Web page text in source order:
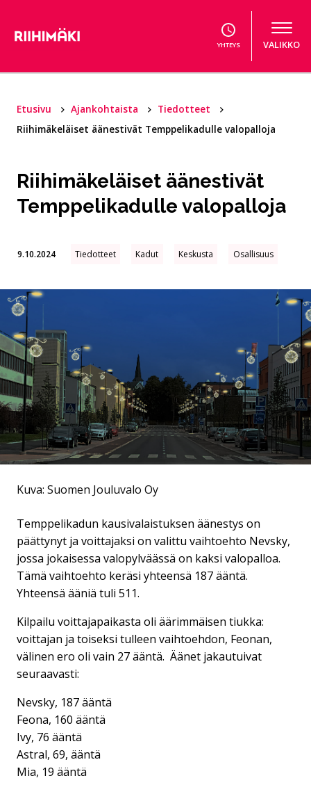
YHTEYS VALIKKO
Etusivu Ajankohtaista
Tiedotteet
Riihimäkeläiset äänestivät Temppelikadulle valopalloja
Riihimäkeläiset äänestivät
Temppelikadulle valopalloja
9.10.2024 Tiedotteet Kadut Keskusta Osallisuus
Kuva: Suomen Jouluvalo Oy
Temppelikadun kausivalaistuksen äänestys on
päättynyt ja voittajaksi on valittu vaihtoehto Nevsky,
jossa jokaisessa valopylväässä on kaksi valopalloa.
Tämä vaihtoehto keräsi yhteensä 187 ääntä.
Yhteensä ääniä tuli 511.
Kilpailu voittajapaikasta oli äärimmäisen tiukka:
voittajan ja toiseksi tulleen vaihtoehdon, Feonan,
välinen ero oli vain 27 ääntä. Äänet jakautuivat
seuraavasti:
Nevsky, 187 ääntä
Feona, 160 ääntä
Ivy, 76 ääntä
Astral, 69, ääntä
Mia, 19 ääntä